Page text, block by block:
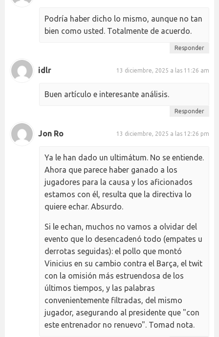
Podría haber dicho lo mismo, aunque no tan
bien como usted. Totalmente de acuerdo.
Responder
idlr 13 diciembre, 2025 a las 11:26 am
Buen artículo e interesante análisis.
Responder
Jon Ro 13 diciembre, 2025 a las 12:26 pm
Ya le han dado un ultimátum. No se entiende.
Ahora que parece haber ganado a los
jugadores para la causa y los aficionados
estamos con él, resulta que la directiva lo
quiere echar. Absurdo.
Si le echan, muchos no vamos a olvidar del
evento que lo desencadenó todo (empates u
derrotas seguidas): el pollo que montó
Vinicius en su cambio contra el Barça, el twit
con la omisión más estruendosa de los
últimos tiempos, y las palabras
convenientemente filtradas, del mismo
jugador, asegurando al presidente que "con
este entrenador no renuevo". Tomad nota.